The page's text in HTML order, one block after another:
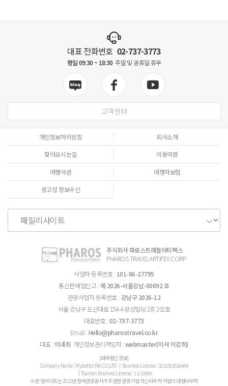
대표 전화번호 02-737-3773
평일 09:30 ~ 18:30 주말 및 공휴일 휴무
고객센터
개인정보처리방침 회사소개
찾아오시는길 이용약관
여행약관 여행자보험
광고성 정보수신
주식회사 파로스트래블아티팩스
PHAROS TRAVELARTIFEX CORP.
사업자 등록번호 : 101-86-27795
통신판매업신고 : 제 2026-서울강남-00692 호
관광사업자 등록번호 : 강남구 2026-12
서울 강남구 도산대로 154-4 광성빌딩 2층 202호
대표번호 :02-737-3773
Email :Hello@pharostravel.co.kr
대표 : 이내희 개인정보관리책임자 :webmaster(이사 이강희)
[태국법인 정보]
Company Name : Mybetterlife.CO.,LTD │Business License : 0115563026484
│Tourism Business License : 11/10895
※본 웹사이트는 2021년 한국관광공사가 주관한 관광기업 혁신바우처 사업의 대형바우처